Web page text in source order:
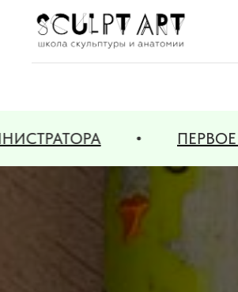
ПЕРВОЕ ЗАНЯТИЕ